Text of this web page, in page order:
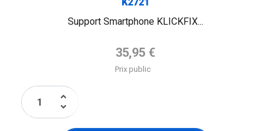
Support Smartphone KLICKFIX...
Prix de base
35,95 €
Prix public
keyboard_arrow_up
keyboard_arrow_down